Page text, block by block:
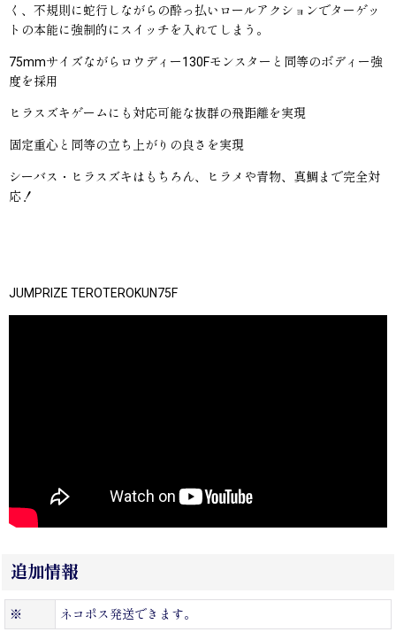
く、不規則に蛇行しながらの酔っ払いロールアクションでターゲッ
トの本能に強制的にスイッチを入れてしまう。
75mmサイズながらロウディー130Fモンスターと同等のボディー強
度を採用
ヒラスズキゲームにも対応可能な抜群の飛距離を実現
固定重心と同等の立ち上がりの良さを実現
シーバス・ヒラスズキはもちろん、ヒラメや青物、真鯛まで完全対
応！
JUMPRIZE TEROTEROKUN75F
追加情報
※ ネコポス発送できます。